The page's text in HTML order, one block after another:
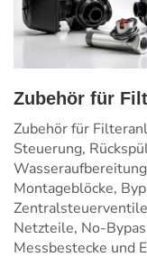
Zubehör für
Zubehör für
Steuerung,
Montageblöcke,
Netzteile, No-
Messbestecke und